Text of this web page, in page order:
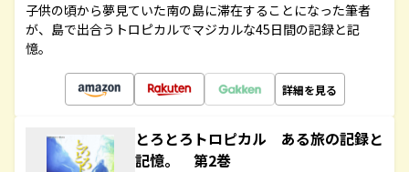
子供の頃から夢見ていた南の島に滞在することになった筆者
が、島で出合うトロピカルでマジカルな45日間の記録と記
憶。
詳細を見る
とろとろトロピカル ある旅の記録と
記憶。 第2巻